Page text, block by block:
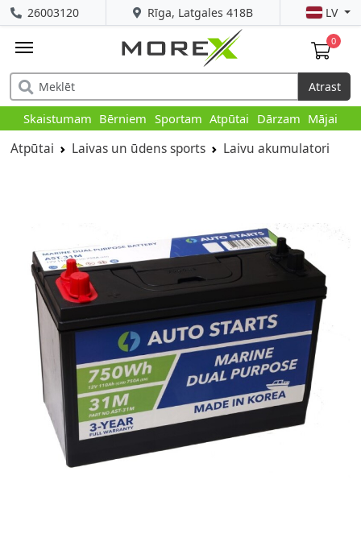
Rīga, Latgales 418B
26003120 LV
0
Atrast
Skaistumam Bērniem Sportam Atpūtai Dārzam Mājai
Atpūtai Laivas un ūdens sports Laivu akumulatori